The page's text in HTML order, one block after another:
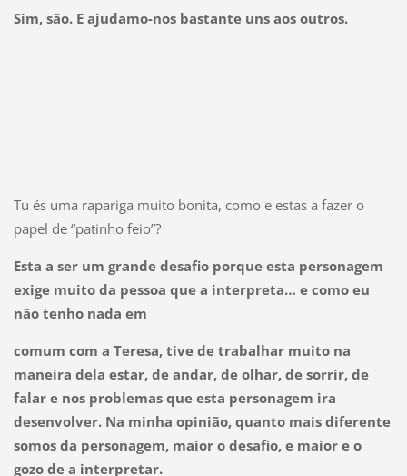
Sim, são. E ajudamo-nos bastante uns aos outros.
Tu és uma rapariga muito bonita, como e estas a fazer o
papel de “patinho feio”?
Esta a ser um grande desafio porque esta personagem
exige muito da pessoa que a interpreta… e como eu
não tenho nada em
comum com a Teresa, tive de trabalhar muito na
maneira dela estar, de andar, de olhar, de sorrir, de
falar e nos problemas que esta personagem ira
desenvolver. Na minha opinião, quanto mais diferente
somos da personagem, maior o desafio, e maior e o
gozo de a interpretar.